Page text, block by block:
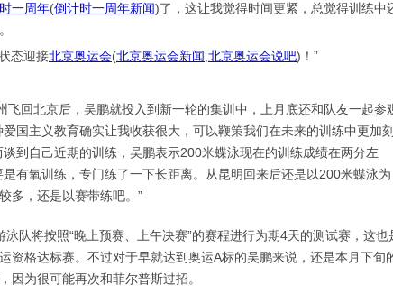
一周年(倒计时一周年新闻)了，这让我觉得时间更紧，总觉得训练中
态迎接北京奥运会(北京奥运会新闻 北京奥运会说吧) ！”
回北京后，吴鹏就投入到新一轮的集训中，上月底还和队友一起参
爱国主义教育确实让我收获很大，可以鞭策我们在未来的训练中更加刻
谈到自己近期的训练，吴鹏表示200米蝶泳现在的训练成绩在两分左
是有氧训练，专门练了一下长距离。从昆明回来后还是以200米蝶泳为
多，还是以赛带练吧。”
将按照“晚上预赛、上午决赛”的赛程进行为期4天的测试赛，这也
资格达标赛。不过对于早就达到奥运A标的吴鹏来说，还是本月下旬
因为很可能再次和菲尔普斯过招。